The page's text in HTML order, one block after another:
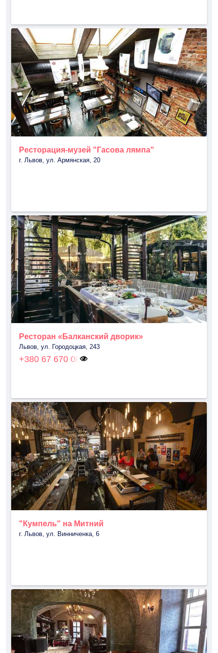
Ресторация-музей "Гасова лямпа"
г. Львов, ул. Армянская, 20
Ресторан «Балканский дворик»
Львов, ул. Городоцкая, 243
+380 67 670 00
"Кумпель" на Митний
г. Львов, ул. Винниченка, 6